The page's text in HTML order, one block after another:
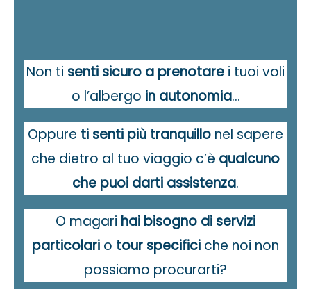
Non ti senti sicuro a prenotare i tuoi voli
o l’albergo in autonomia…
Oppure ti senti più tranquillo nel sapere
che dietro al tuo viaggio c’è qualcuno
che puoi darti assistenza.
O magari hai bisogno di servizi
particolari o tour specifici che noi non
possiamo procurarti?